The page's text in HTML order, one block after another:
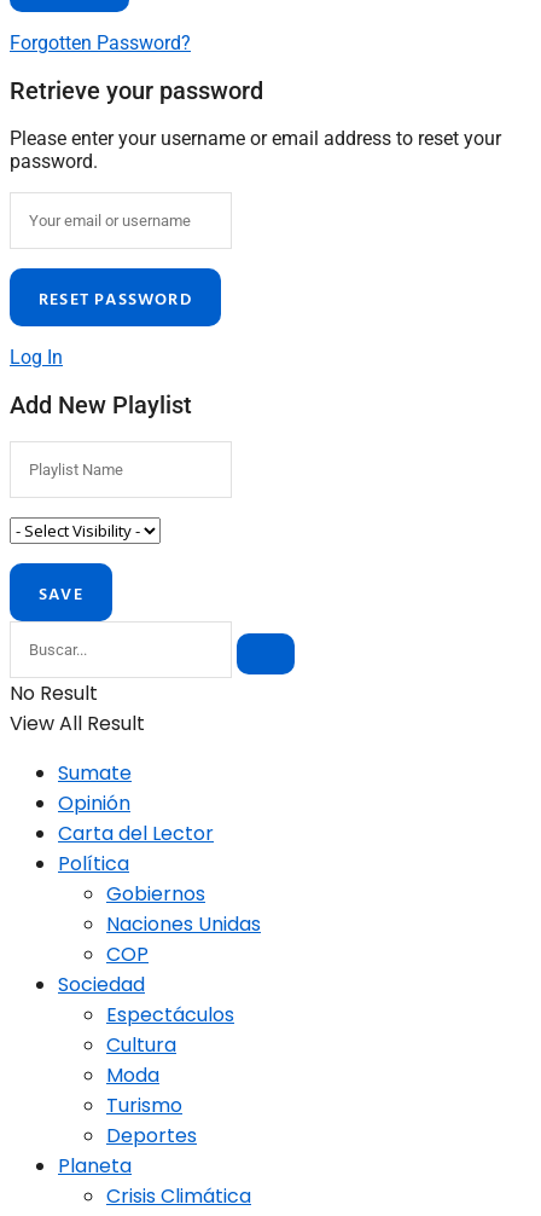
Forgotten Password?
Retrieve your password
Please enter your username or email address to reset your
password.
Log In
Add New Playlist
No Result
View All Result
Sumate
Opinión
Carta del Lector
Política
Gobiernos
Naciones Unidas
COP
Sociedad
Espectáculos
Cultura
Moda
Turismo
Deportes
Planeta
Crisis Climática